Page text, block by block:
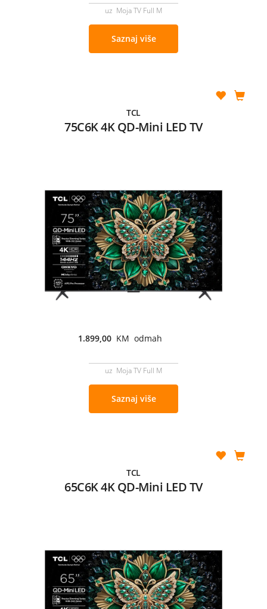
uz Moja TV Full M
Saznaj više
TCL
75C6K 4K QD-Mini LED TV
1.899,00 KM odmah
uz Moja TV Full M
Saznaj više
TCL
65C6K 4K QD-Mini LED TV